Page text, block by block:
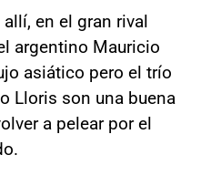
en el gran rival
argentino Mauricio
asiático pero el trío
Lloris son una buena
a pelear por el